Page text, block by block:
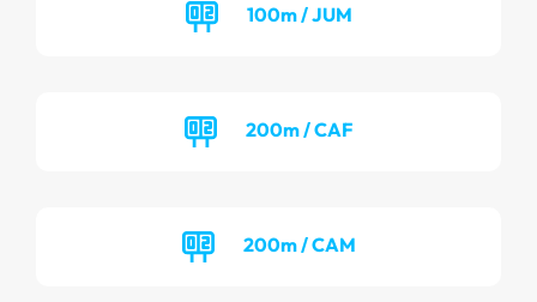
100m / JUM
200m / CAF
200m / CAM